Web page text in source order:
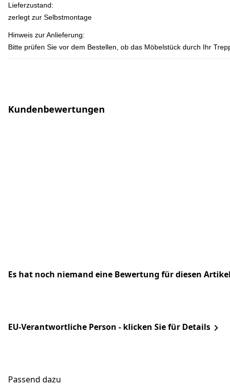
Lieferzustand:
zerlegt zur Selbstmontage
Hinweis zur Anlieferung:
Bitte prüfen Sie vor dem Bestellen, ob das Möbelstück durch Ihr
Kundenbewertungen
Es hat noch niemand eine Bewertung für diesen
EU-Verantwortliche Person - klicken Sie für Details
Passend dazu